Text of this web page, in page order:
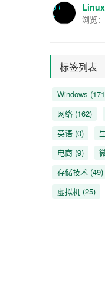
浏览
标签列表
Windows
网络(162)
英语(0)
电商(9)
存储技术(49)
虚拟机(25)